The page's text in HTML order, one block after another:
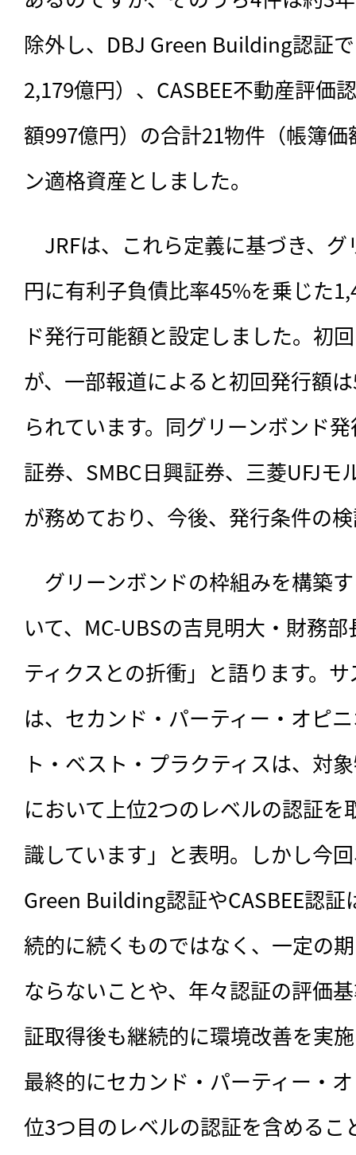
除外し、DBJ Green Building認証
2,179億円）、CASBEE不動産評価
額997億円）の合計21物件（帳簿
ン適格資産としました。
JRFは、これら定義に基づき、グ
円に有利子負債比率45%を乗じた
ド発行可能額と設定しました。初
が、一部報道によると初回発行額
られています。同グリーンボンド
証券、SMBC日興証券、三菱UFJモ
が務めており、今後、発行条件の
グリーンボンドの枠組みを構築
いて、MC-UBSの吉見明大・財務
ティクスとの折衝」と語ります。
は、セカンド・パーティー・オピ
ト・ベスト・プラクティスは、対
において上位2つのレベルの認証を
識しています」と表明。しかし今
Green Building認証やCASBEE認
続的に続くものではなく、一定の
ならないことや、年々認証の評価
証取得後も継続的に環境改善を実
最終的にセカンド・パーティー・
位3つ目のレベルの認証を含めるこ